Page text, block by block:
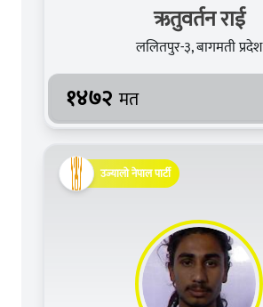
ऋतुवर्तन राई
ललितपुर-३, बागमती प्रदेश
१४७२ मत
उज्यालो नेपाल पार्टी